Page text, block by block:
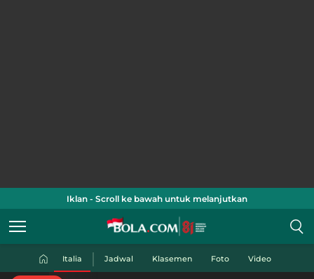
Iklan - Scroll ke bawah untuk melanjutkan
Italia Jadwal Klasemen Foto Video